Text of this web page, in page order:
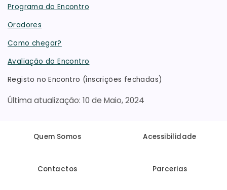
Programa do Encontro
Oradores
Como chegar?
Avaliação do Encontro
Registo no Encontro (inscrições fechadas)
10 de Maio, 2024
Quem Somos Acessibilidade
Contactos Parcerias